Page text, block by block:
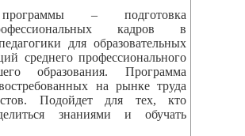
– подготовка
кадров в
для образовательных
среднего профессионального
образования. Программа
на рынке труда
Подойдет для тех, кто
знаниями и обучать